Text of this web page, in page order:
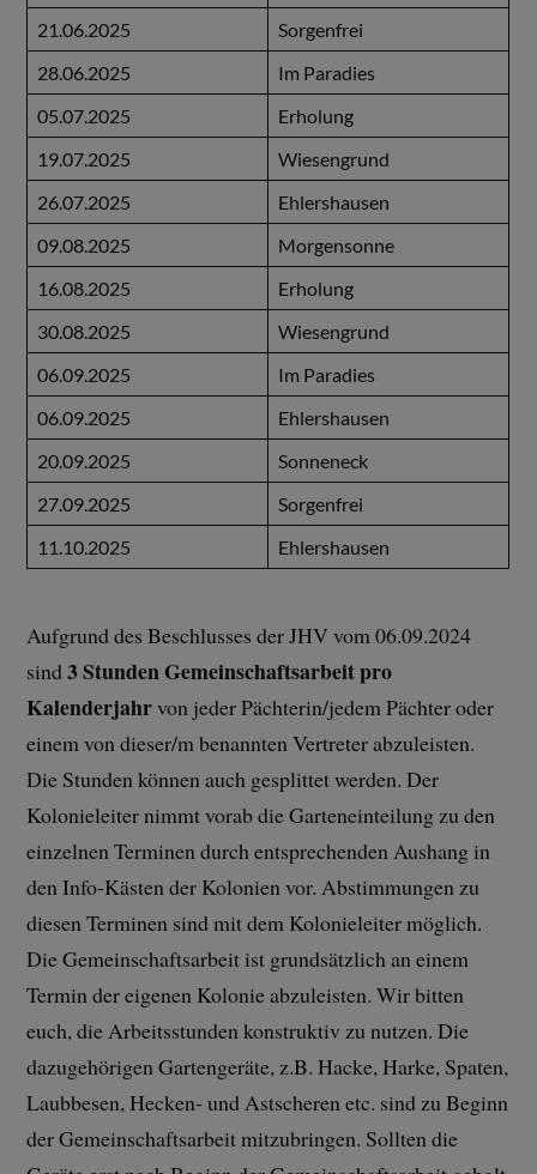
21.06.2025
Sorgenfrei
28.06.2025
Im Paradies
05.07.2025
Erholung
19.07.2025
Wiesengrund
26.07.2025
Ehlershausen
09.08.2025
Morgensonne
16.08.2025
Erholung
30.08.2025
Wiesengrund
06.09.2025
Im Paradies
06.09.2025
Ehlershausen
20.09.2025
Sonneneck
27.09.2025
Sorgenfrei
11.10.2025
Ehlershausen
Aufgrund des Beschlusses der JHV vom 06.09.2024
sind3 Stunden Gemeinschaftsarbeit pro
Kalenderjahrvon jeder Pächterin/jedem Pächter oder
einem von dieser/m benannten Vertreter abzuleisten.
Die Stunden können auch gesplittet werden. Der
Kolonieleiter nimmt vorab die Garteneinteilung zu den
einzelnen Terminen durch entsprechenden Aushang in
den Info-Kästen der Kolonien vor. Abstimmungen zu
diesen Terminen sind mit dem Kolonieleiter möglich.
Die Gemeinschaftsarbeit ist grundsätzlich an einem
Termin der eigenen Kolonie abzuleisten. Wir bitten
euch, die Arbeitsstunden konstruktiv zu nutzen. Die
dazugehörigen Gartengeräte, z.B. Hacke, Harke, Spaten,
Laubbesen, Hecken- und Astscheren etc. sind zu Beginn
der Gemeinschaftsarbeit mitzubringen. Sollten die